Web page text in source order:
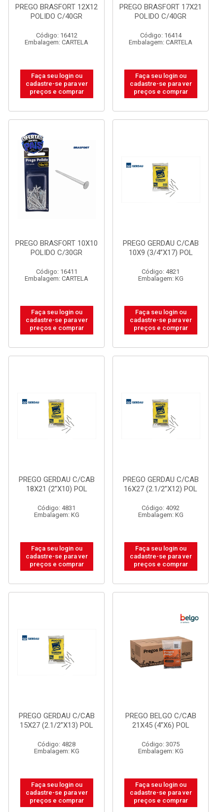
PREGO BRASFORT 12X12
POLIDO C/40GR
Código: 16412
Embalagem: CARTELA
Faça seu login ou
cadastre-se para ver
preços e comprar
PREGO BRASFORT 17X21
POLIDO C/40GR
Código: 16414
Embalagem: CARTELA
Faça seu login ou
cadastre-se para ver
preços e comprar
PREGO BRASFORT 10X10
POLIDO C/30GR
Código: 16411
Embalagem: CARTELA
Faça seu login ou
cadastre-se para ver
preços e comprar
PREGO GERDAU C/CAB
10X9 (3/4”X17) POL
Código: 4821
Embalagem: KG
Faça seu login ou
cadastre-se para ver
preços e comprar
PREGO GERDAU C/CAB
18X21 (2”X10) POL
Código: 4831
Embalagem: KG
Faça seu login ou
cadastre-se para ver
preços e comprar
PREGO GERDAU C/CAB
16X27 (2.1/2”X12) POL
Código: 4092
Embalagem: KG
Faça seu login ou
cadastre-se para ver
preços e comprar
PREGO GERDAU C/CAB
15X27 (2.1/2”X13) POL
Código: 4828
Embalagem: KG
Faça seu login ou
cadastre-se para ver
preços e comprar
PREGO BELGO C/CAB
21X45 (4”X6) POL
Código: 3075
Embalagem: KG
Faça seu login ou
cadastre-se para ver
preços e comprar